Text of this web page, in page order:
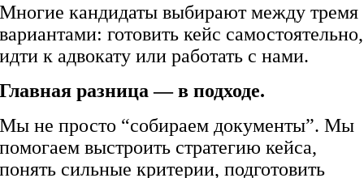
Многие кандидаты выбирают между тремя
вариантами: готовить кейс самостоятельно,
идти к адвокату или работать с нами.
Главная разница — в подходе.
Мы не просто “собираем документы”. Мы
помогаем выстроить стратегию кейса,
понять сильные критерии, подготовить